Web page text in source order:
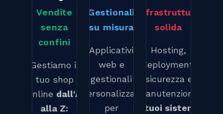
Vendite
senza
confini
Gestiamo il
tuo shop
online dall'A
alla Z:
Gestionali
su misura
Applicativi
web e
gestionali
personalizzati
per
Infrastruttura
solida
Hosting,
deployment,
sicurezza e
manutenzione.
I tuoi sistemi